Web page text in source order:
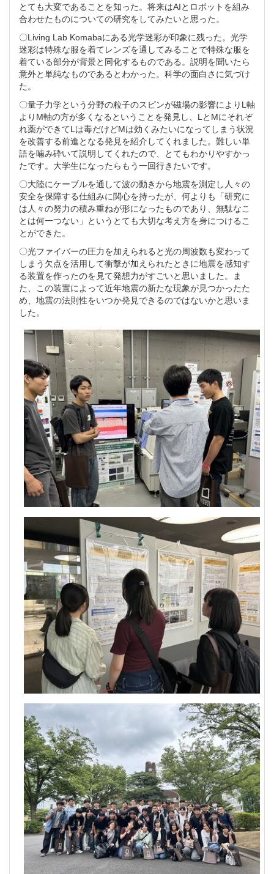
とても大変であることを知った。将来はAIとロボットを組み
合わせたものについての研究をしてみたいと思った。
〇Living Lab Komabaにある光学迷彩が印象に残った。光学
迷彩は特殊な服を着てレンズを通してみることで特殊な服を
着ている部分が背景と同化するものである。説明を聞いたら
意外と単純なものであるとわかった。科学の面白さに気づけ
た。
〇量子力学という分野の粒子のスピンが磁場の影響によりL軸
よりM軸の方が多くなるということを発見し、LとMにそれぞ
れ薬ができてLは毒だけどMは効くみたいになってしまう状況
を改善する前進となる発見を紹介してくれました。難しい単
語を噛み砕いて説明してくれたので、とてもわかりやすかっ
たです。大学生になったらもう一回行きたいです。
〇大陸にケーブルを通して波の動きから地震を測定し人々の
安全を保障する仕組みに関心を持ったが、何よりも「研究に
は人々の努力の積み重ねが形になったものであり、無駄なこ
とは何一つない」というとても大切な考え方を身につけるこ
とができた。
〇光ファイバーの圧力を加えられると光の周波数も変わって
しまう欠点を活用して衝撃が加えられたときに地震を感知す
る装置を作ったのを見て発想力がすごいと思いました。ま
た、この装置によって近年地震の新たな現象が見つかったた
め、地震の法則性をいつか発見できるのではないかと思いま
した。